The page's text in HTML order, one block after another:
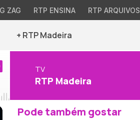
ZAG RTP ENSINA RTP ARQUIVOS
+ RTP Madeira
TV
RTP Madeira
Pode também gostar